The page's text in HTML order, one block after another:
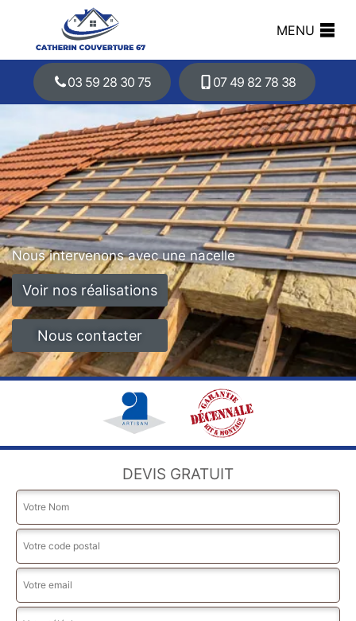
MENU
03 59 28 30 75 07 49 82 78 38
Nous intervenons avec une nacelle
Voir nos réalisations
Nous contacter
DEVIS GRATUIT